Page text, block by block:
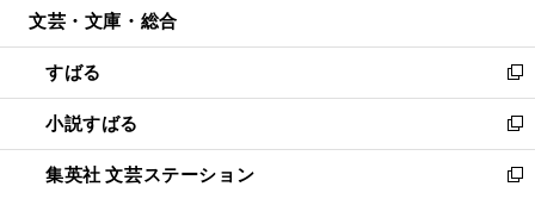
開
く
ウ
で
開
く
ン
ド
ウ
で
開
く
文芸・文庫・総合
すばる
新
し
い
ウ
ィ
小説すばる
新
し
い
集英社 文芸ステーション
新